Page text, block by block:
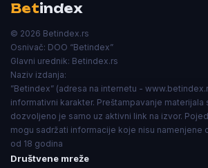
Betindex
© 2026 Betindex.rs
Osnivač: DOO “Betindex”
Glavni urednik: Betindex.rs
Naziv izdanja:
”Betindex” (adresa na internetu -
informativni karakter. Preštampavanje materijala
dozvoljeno je samo uz aktivni link na izvor.
mogu sadržati informacije koje nisu namenjene
od 18 godina
Društvene mreže